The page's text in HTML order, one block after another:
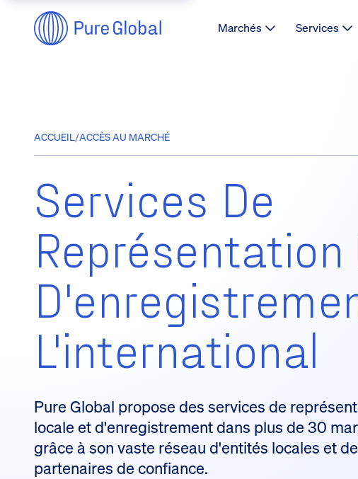
Marchés Services
ACCUEIL/ACCÈS AU MARCHÉ
Services De
Représentation
L'international
Pure Global propose des services de
locale et d'enregistrement dans plus de 30
grâce à son vaste réseau d'entités locales et de
partenaires de confiance.